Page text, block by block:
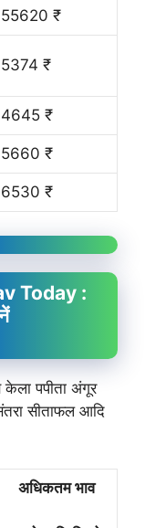
55620 ₹
5374 ₹
4645 ₹
5660 ₹
6530 ₹
Today :
पपीता अंगूर
सीताफल आदि
अधिकतम भाव